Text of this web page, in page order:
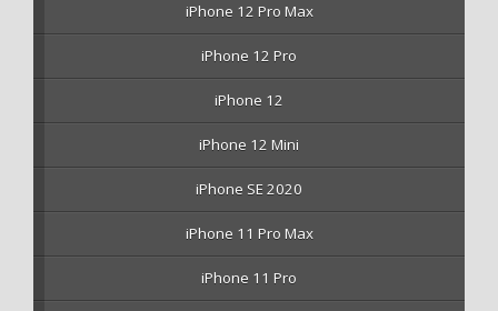
iPhone 12 Pro Max
iPhone 12 Pro
iPhone 12
iPhone 12 Mini
iPhone SE 2020
iPhone 11 Pro Max
iPhone 11 Pro